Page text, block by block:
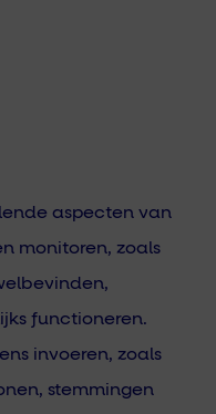
aspecten van
monitoren, zoals
functioneren.
invoeren, zoals
stemmingen